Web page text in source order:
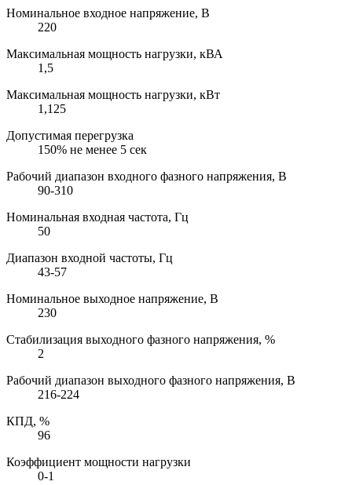
Номинальное входное напряжение, В
220
Максимальная мощность нагрузки, кВА
1,5
Максимальная мощность нагрузки, кВт
1,125
Допустимая перегрузка
150% не менее 5 сек
Рабочий диапазон входного фазного напряжения, В
90-310
Номинальная входная частота, Гц
50
Диапазон входной частоты, Гц
43-57
Номинальное выходное напряжение, В
230
Стабилизация выходного фазного напряжения, %
2
Рабочий диапазон выходного фазного напряжения, В
216-224
КПД, %
96
Коэффициент мощности нагрузки
0-1